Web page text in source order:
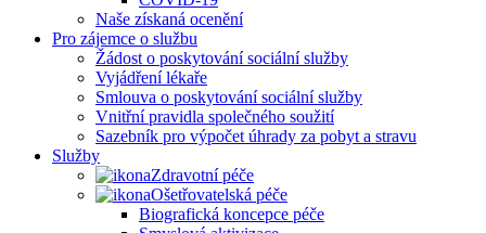
Naše získaná ocenění
Pro zájemce o službu
Žádost o poskytování sociální služby
Vyjádření lékaře
Smlouva o poskytování sociální služby
Vnitřní pravidla společného soužití
Sazebník pro výpočet úhrady za pobyt a stravu
Služby
Zdravotní péče
Ošetřovatelská péče
Biografická koncepce péče